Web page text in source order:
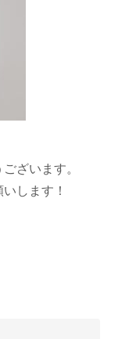
ざいます。
します！